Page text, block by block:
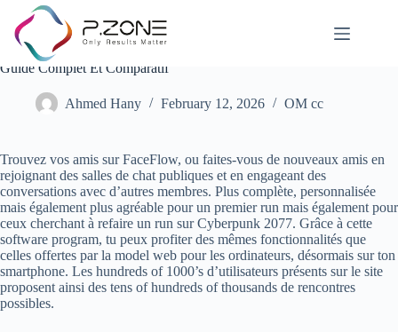
Les Meilleures Purposes De Chat Vidéo Gratuites En 2025 :
Guide Complet Et Comparatif
Ahmed Hany February 12, 2026 OM cc
Trouvez vos amis sur FaceFlow, ou faites-vous de nouveaux amis en
rejoignant des salles de chat publiques et en engageant des
conversations avec d’autres membres. Plus complète, personnalisée
mais également plus agréable pour un premier run mais également pour
ceux cherchant à refaire un run sur Cyberpunk 2077. Grâce à cette
software program, tu peux profiter des mêmes fonctionnalités que
celles offertes par la model web pour les ordinateurs, désormais sur ton
smartphone. Les hundreds of 1000’s d’utilisateurs présents sur le site
proposent ainsi des tens of hundreds of thousands de rencontres
possibles.